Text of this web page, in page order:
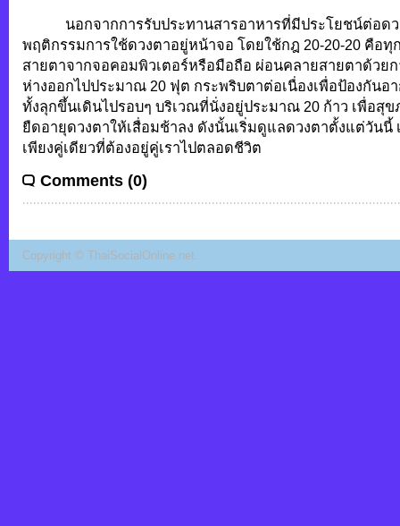
นอกจากการรับประทานสารอาหารที่มีประโยชน์ต่อดว
พฤติกรรมการใช้ดวงตาอยู่หน้าจอ โดยใช้กฎ 20-20-20 คือทุ
สายตาจากจอคอมพิวเตอร์หรือมือถือ ผ่อนคลายสายตาด้วย
ห่างออกไปประมาณ 20 ฟุต กระพริบตาต่อเนื่องเพื่อป้องกันอ
ทั้งลุกขึ้นเดินไปรอบๆ บริเวณที่นั่งอยู่ประมาณ 20 ก้าว เพื่อสุ
ยืดอายุดวงตาให้เสื่อมช้าลง ดังนั้นเริ่มดูแลดวงตาตั้งแต่วันนี้
เพียงคู่เดียวที่ต้องอยู่คู่เราไปตลอดชีวิต
Comments (0)
Copyright © ThaiSocialOnline.net.